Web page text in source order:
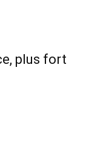
plus fort